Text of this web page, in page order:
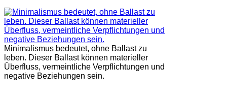
Minimalismus bedeutet, ohne Ballast zu
leben. Dieser Ballast können materieller
Überfluss, vermeintliche Verpflichtungen und
negative Beziehungen sein.